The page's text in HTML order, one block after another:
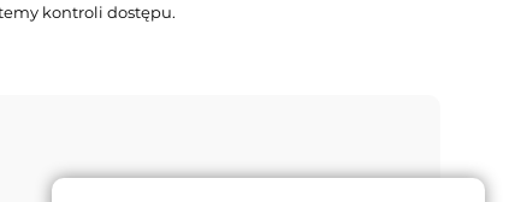
kontroli dostępu.